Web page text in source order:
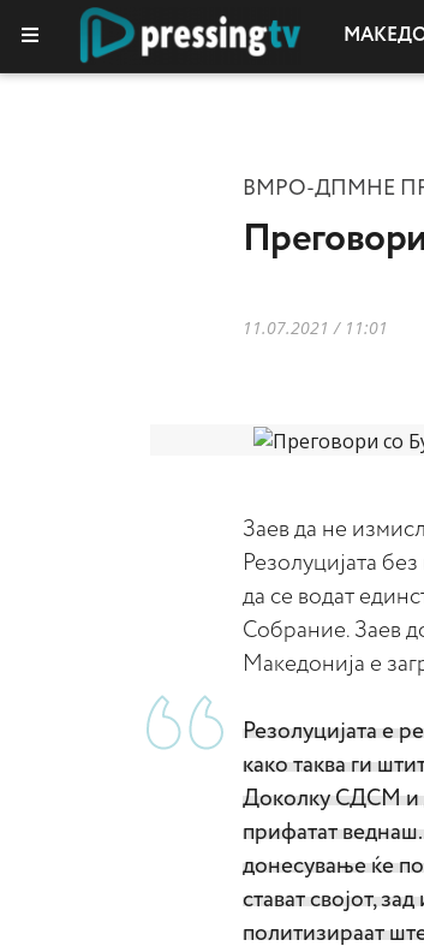
ВМРО-ДПМНЕ
11.07.2021 / 11:01
Заев да не
Резолуцијата
да се водат
Собрание. Заев
Македонија е
Резолуцијата е
како таква ги
Доколку СДСМ и
прифатат
донесување ќе
стават својот,
политизираат